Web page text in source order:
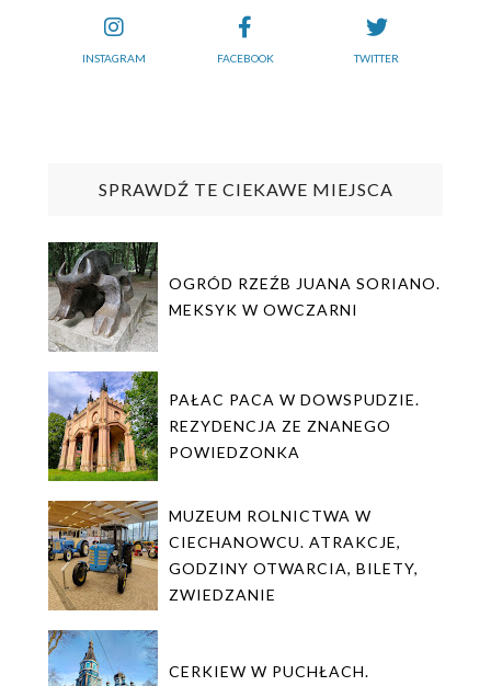
INSTAGRAM FACEBOOK TWITTER
SPRAWDŹ TE CIEKAWE MIEJSCA
OGRÓD RZEŹB JUANA SORIANO.
MEKSYK W OWCZARNI
PAŁAC PACA W DOWSPUDZIE.
REZYDENCJA ZE ZNANEGO
POWIEDZONKA
MUZEUM ROLNICTWA W
CIECHANOWCU. ATRAKCJE,
GODZINY OTWARCIA, BILETY,
ZWIEDZANIE
CERKIEW W PUCHŁACH.